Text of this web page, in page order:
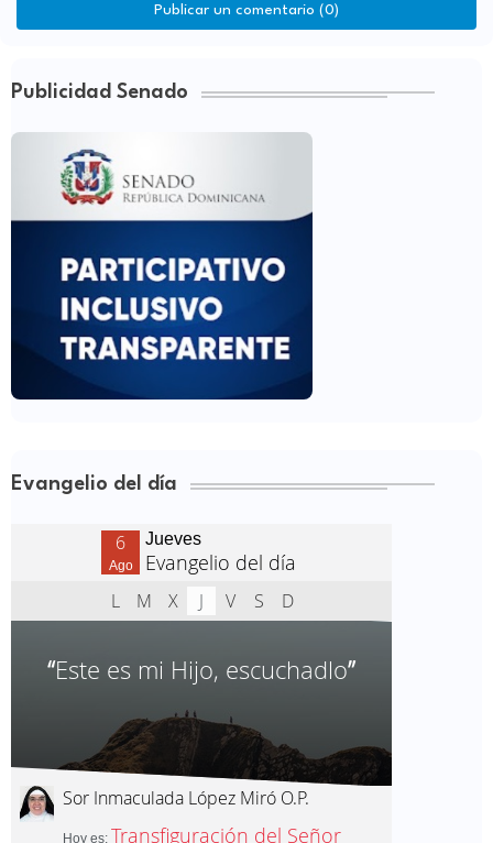
Publicar un comentario (0)
Publicidad Senado
Evangelio del día